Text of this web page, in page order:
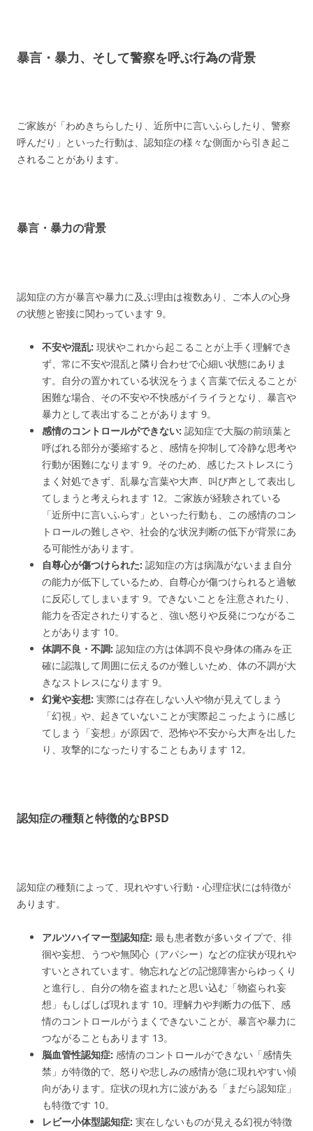
暴言・暴力、そして警察を呼ぶ行為の背景
ご家族が「わめきちらしたり、近所中に言いふらしたり、警察
呼んだり」といった行動は、認知症の様々な側面から引き起こ
されることがあります。
暴言・暴力の背景
認知症の方が暴言や暴力に及ぶ理由は複数あり、ご本人の心身
の状態と密接に関わっています 9。
不安や混乱: 現状やこれから起こることが上手く理解でき
ず、常に不安や混乱と隣り合わせで心細い状態にありま
す。自分の置かれている状況をうまく言葉で伝えることが
困難な場合、その不安や不快感がイライラとなり、暴言や
暴力として表出することがあります 9。
感情のコントロールができない: 認知症で大脳の前頭葉と
呼ばれる部分が萎縮すると、感情を抑制して冷静な思考や
行動が困難になります 9。そのため、感じたストレスにう
まく対処できず、乱暴な言葉や大声、叫び声として表出し
てしまうと考えられます 12。ご家族が経験されている
「近所中に言いふらす」といった行動も、この感情のコン
トロールの難しさや、社会的な状況判断の低下が背景にあ
る可能性があります。
自尊心が傷つけられた: 認知症の方は病識がないまま自分
の能力が低下しているため、自尊心が傷つけられると過敏
に反応してしまいます 9。できないことを注意されたり、
能力を否定されたりすると、強い怒りや反発につながるこ
とがあります 10。
体調不良・不調: 認知症の方は体調不良や身体の痛みを正
確に認識して周囲に伝えるのが難しいため、体の不調が大
きなストレスになります 9。
幻覚や妄想: 実際には存在しない人や物が見えてしまう
「幻視」や、起きていないことが実際起こったように感じ
てしまう「妄想」が原因で、恐怖や不安から大声を出した
り、攻撃的になったりすることもあります 12。
認知症の種類と特徴的なBPSD
認知症の種類によって、現れやすい行動・心理症状には特徴が
あります。
アルツハイマー型認知症: 最も患者数が多いタイプで、徘
徊や妄想、うつや無関心（アパシー）などの症状が現れや
すいとされています。物忘れなどの記憶障害からゆっくり
と進行し、自分の物を盗まれたと思い込む「物盗られ妄
想」もしばしば現れます 10。理解力や判断力の低下、感
情のコントロールがうまくできないことが、暴言や暴力に
つながることもあります 13。
脳血管性認知症: 感情のコントロールができない「感情失
禁」が特徴的で、怒りや悲しみの感情が急に現れやすい傾
向があります。症状の現れ方に波がある「まだら認知症」
も特徴です 10。
レビー小体型認知症: 実在しないものが見える幻視が特徴